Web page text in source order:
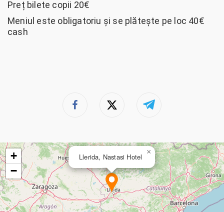
Preț bilete copii 20€
Meniul este obligatoriu și se plătește pe loc 40€
cash
Llerida, Nastasi Hotel
×
+
−